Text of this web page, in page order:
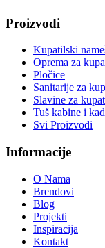
Proizvodi
Kupatilski
Oprema za
Pločice
Sanitarije za
Slavine za
Tuš kabine i
Svi Proizvodi
Informacije
O Nama
Brendovi
Blog
Projekti
Inspiracija
Kontakt